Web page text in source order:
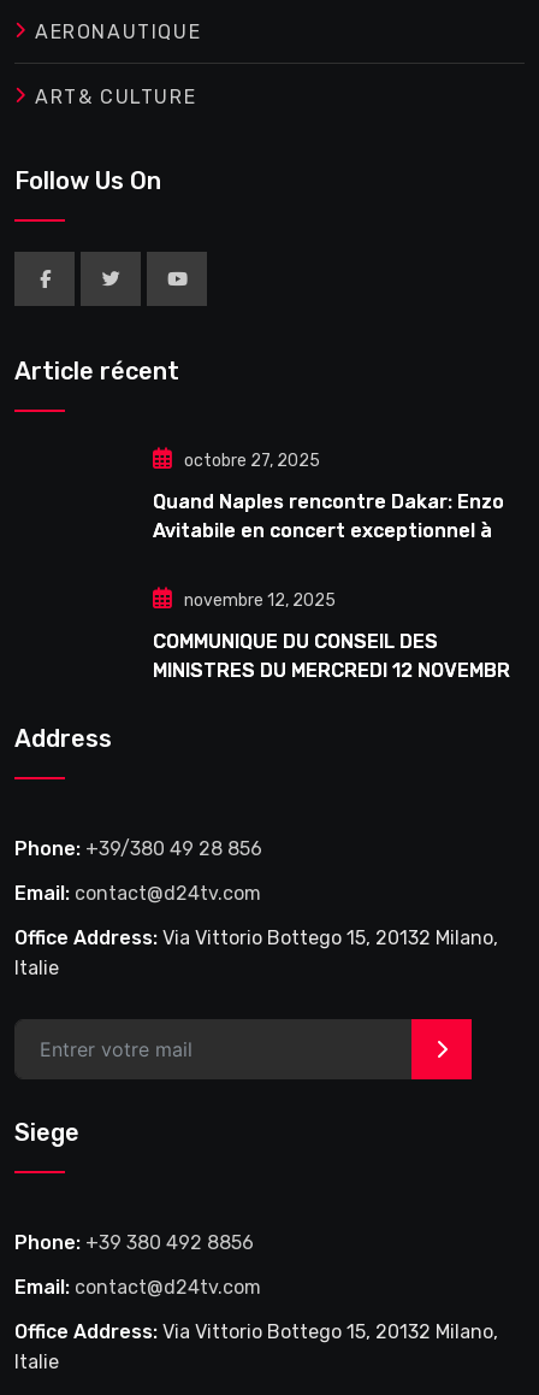
AERONAUTIQUE
ART& CULTURE
Follow Us On
Article récent
octobre 27, 2025
Quand Naples rencontre Dakar: Enzo
Avitabile en concert exceptionnel à
novembre 12, 2025
COMMUNIQUE DU CONSEIL DES
MINISTRES DU MERCREDI 12 NOVEMBRE
Address
Phone: +39/380 49 28 856
Email: contact@d24tv.com
Office Address: Via Vittorio Bottego 15, 20132 Milano,
Italie
>
Siege
Phone: +39 380 492 8856
Email: contact@d24tv.com
Office Address: Via Vittorio Bottego 15, 20132 Milano,
Italie